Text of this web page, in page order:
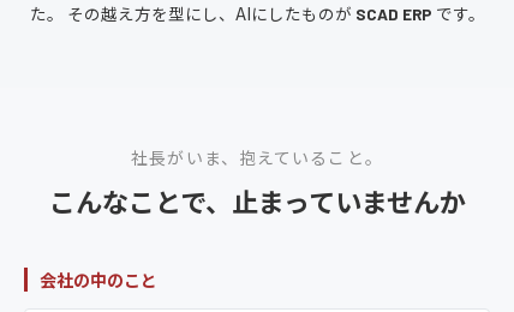
た。
その越え方を型にし、AIにしたものが SCAD ERP です。
社長がいま、抱えていること。
こんなことで、止まっていませんか
会社の中のこと